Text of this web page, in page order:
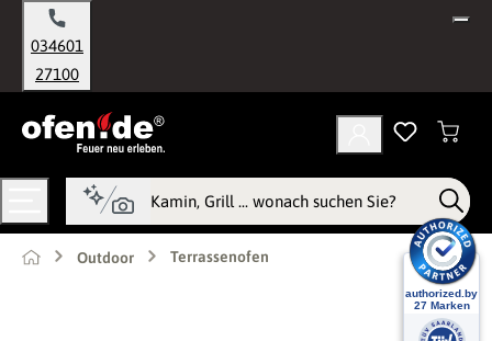
springen
034601
27100
Outdoor Terrassenofen